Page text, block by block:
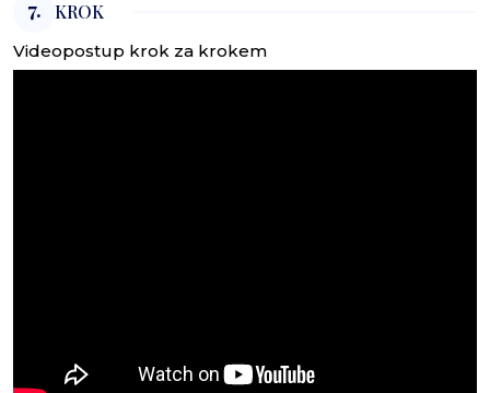
7. KROK
Videopostup krok za krokem